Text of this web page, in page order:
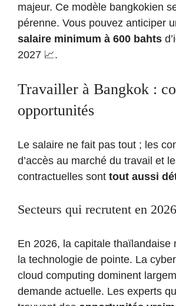
majeur. Ce modèle bangkokien
pérenne. Vous pouvez anticiper
salaire minimum à 600 bahts
2027 📈.
Travailler à Bangkok :
opportunités
Le salaire ne fait pas tout ; les
d’accès au marché du travail et
contractuelles sont tout aussi
Secteurs qui recrutent en 2026
En 2026, la capitale thaïlandaise
la technologie de pointe. La
cloud computing dominent
demande actuelle. Les experts